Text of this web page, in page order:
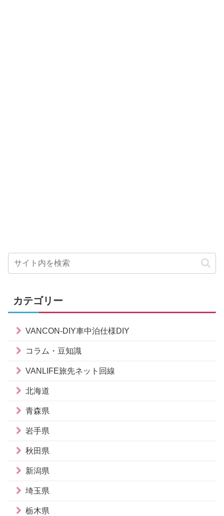
カテゴリー
VANCON-DIY車中泊仕様DIY
コラム・豆知識
VANLIFE旅先ネット回線
北海道
青森県
岩手県
秋田県
新潟県
埼玉県
栃木県